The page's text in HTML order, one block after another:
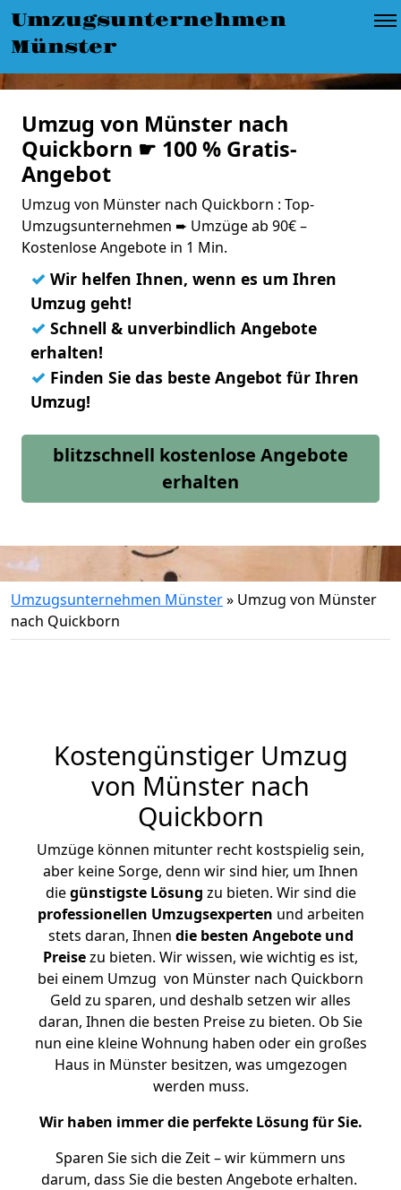
Umzugsunternehmen
Münster
Umzug von Münster nach
Quickborn ☛ 100 % Gratis-
Angebot
Umzug von Münster nach Quickborn : Top-
Umzugsunternehmen ➨ Umzüge ab 90€ –
Kostenlose Angebote in 1 Min.
✓ Wir helfen Ihnen, wenn es um Ihren
Umzug geht!
✓ Schnell & unverbindlich Angebote
erhalten!
✓ Finden Sie das beste Angebot für Ihren
Umzug!
blitzschnell kostenlose Angebote
erhalten
Umzugsunternehmen Münster» Umzug von Münster
nach Quickborn
Kostengünstiger Umzug
von Münster nach
Quickborn
Umzüge können mitunter recht kostspielig sein,
aber keine Sorge, denn wir sind hier, um Ihnen
diegünstigste Lösung zu bieten. Wir sind die
professionellen Umzugsexperten und arbeiten
stets daran, Ihnen die besten Angebote und
Preisezu bieten. Wir wissen, wie wichtig es ist,
bei einem Umzug von Münster nach Quickborn
Geld zu sparen, und deshalb setzen wir alles
daran, Ihnen die besten Preise zu bieten. Ob Sie
nun eine kleine Wohnung haben oder ein großes
Haus in Münster besitzen, was umgezogen
werden muss.
Wir haben immer die perfekte Lösung für Sie.
Sparen Sie sich die Zeit – wir kümmern uns
darum, dass Sie die besten Angebote erhalten.